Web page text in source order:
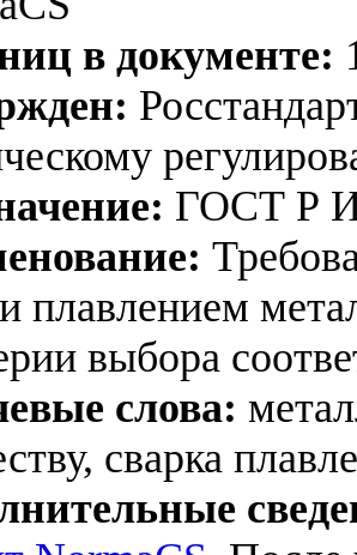
в документе:
ГОСТ Р
плавлением
выбора
слова:
сварка